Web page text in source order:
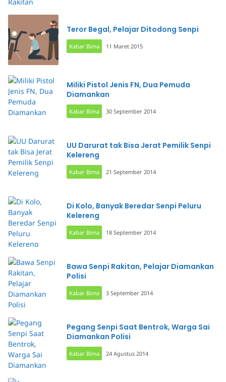
Teror Begal, Pelajar Ditodong Senpi
Kabar Bima 11 Maret 2015
Miliki Pistol Jenis FN, Dua Pemuda
Diamankan
Kabar Bima 30 September 2014
UU Darurat tak Bisa Jerat Pemilik Senpi
Kelereng
Kabar Bima 21 September 2014
Di Kolo, Banyak Beredar Senpi Peluru
Kelereng
Kabar Bima 18 September 2014
Bawa Senpi Rakitan, Pelajar Diamankan
Polisi
Kabar Bima 3 September 2014
Pegang Senpi Saat Bentrok, Warga Sai
Diamankan Polisi
Kabar Bima 24 Agustus 2014